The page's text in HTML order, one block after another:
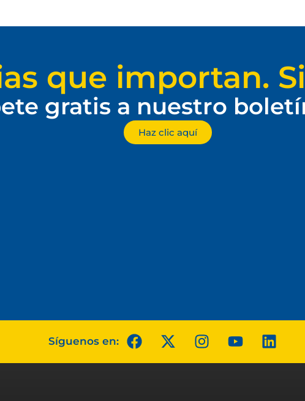
que importan.
gratis a nuestro
Haz clic aquí
Síguenos en: